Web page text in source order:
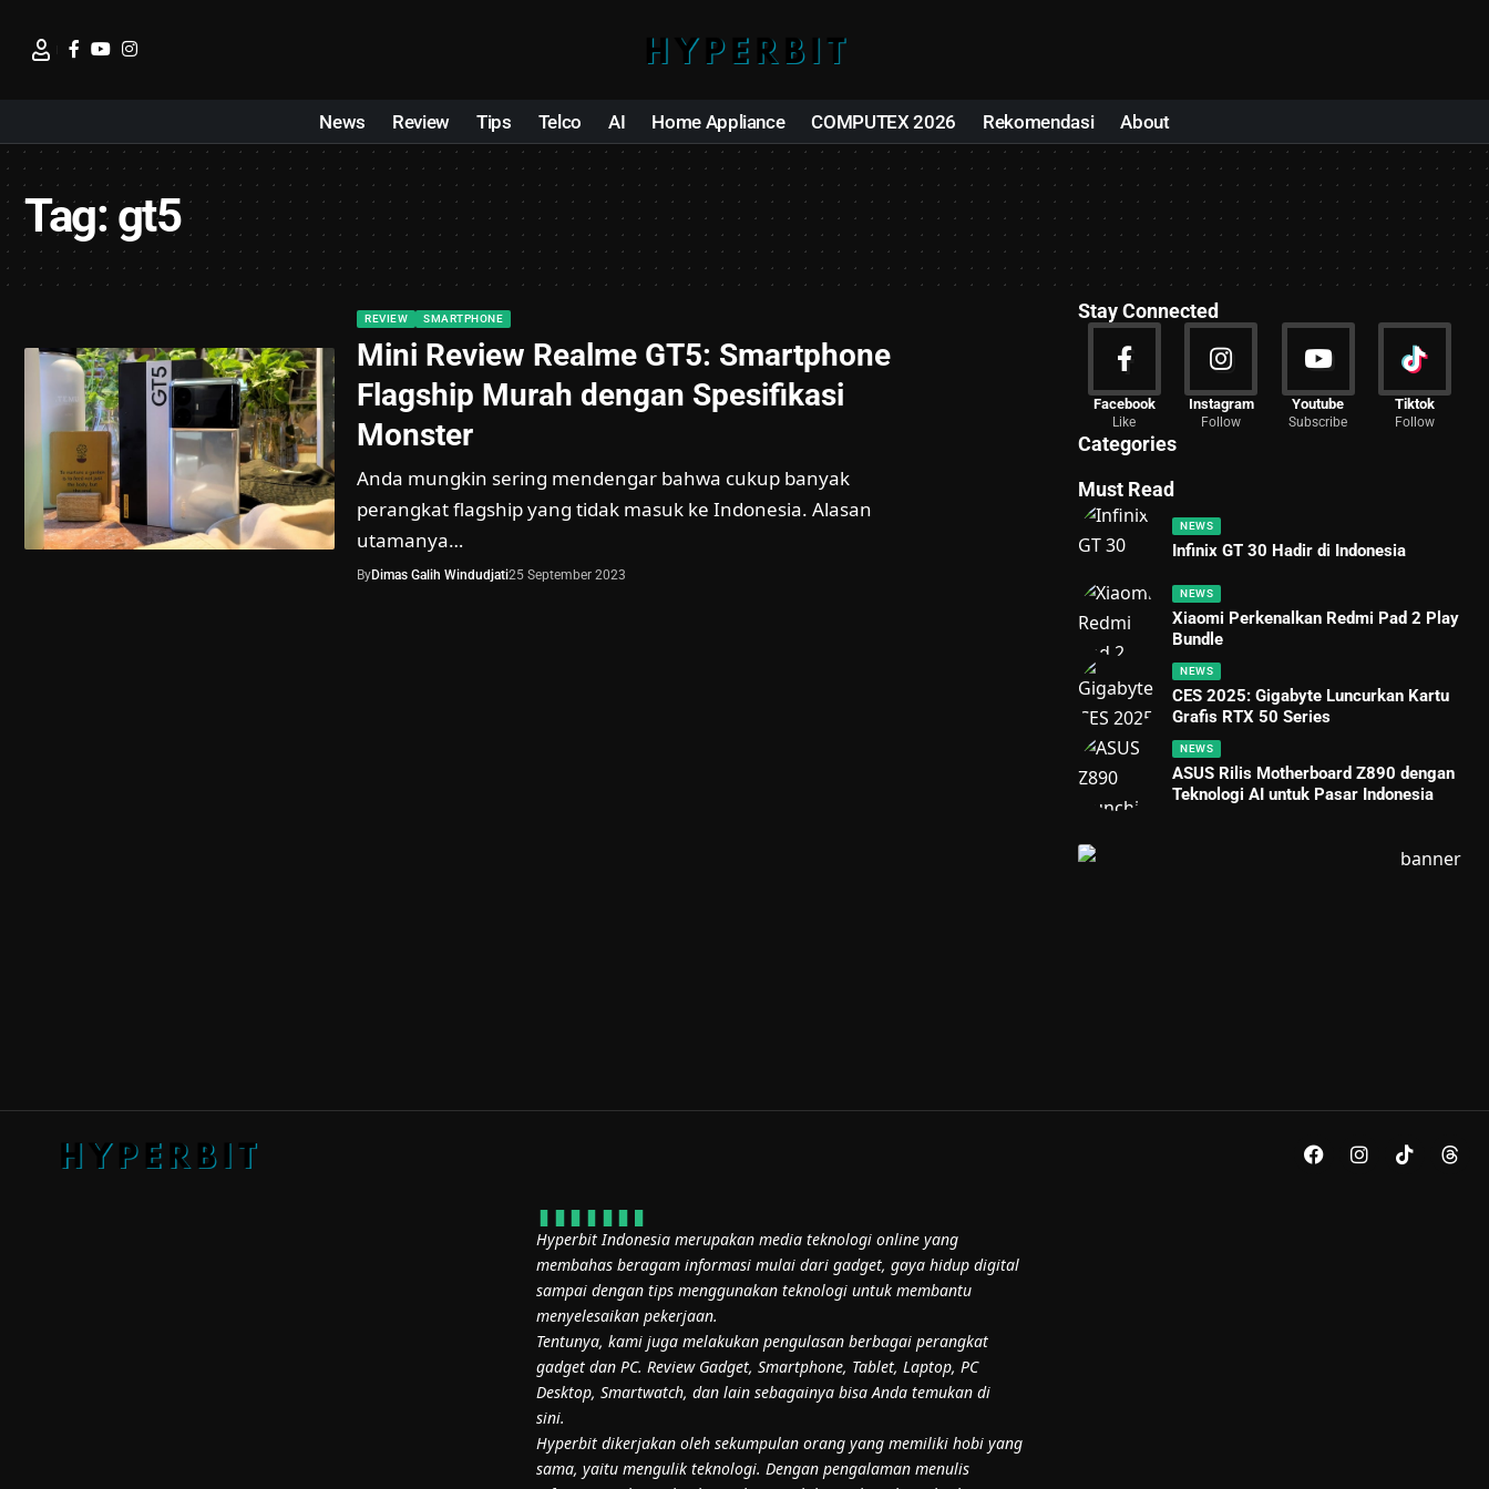
News Review Tips Telco AI Home Appliance COMPUTEX 2026 Rekomendasi About
Tag:gt5
REVIEW SMARTPHONE
Mini Review Realme GT5: Smartphone
Flagship Murah dengan Spesifikasi
Monster
Anda mungkin sering mendengar bahwa cukup banyak
perangkat flagship yang tidak masuk ke Indonesia. Alasan
utamanya…
ByDimas Galih Windudjati25 September 2023
Stay Connected
Facebook
Like
Instagram
Follow
Youtube
Subscribe
Tiktok
Follow
Categories
News
2024 Articles
Must Read
NEWS
Infinix GT 30 Hadir di Indonesia
NEWS
Xiaomi Perkenalkan Redmi Pad 2 Play
Bundle
NEWS
CES 2025: Gigabyte Luncurkan Kartu
Grafis RTX 50 Series
NEWS
ASUS Rilis Motherboard Z890 dengan
Teknologi AI untuk Pasar Indonesia
Hyperbit Indonesia merupakan media teknologi online yang
membahas beragam informasi mulai dari gadget, gaya hidup digital
sampai dengan tips menggunakan teknologi untuk membantu
menyelesaikan pekerjaan.
Tentunya, kami juga melakukan pengulasan berbagai perangkat
gadget dan PC. Review Gadget, Smartphone, Tablet, Laptop, PC
Desktop, Smartwatch, dan lain sebagainya bisa Anda temukan di
sini.
Hyperbit dikerjakan oleh sekumpulan orang yang memiliki hobi yang
sama, yaitu mengulik teknologi. Dengan pengalaman menulis